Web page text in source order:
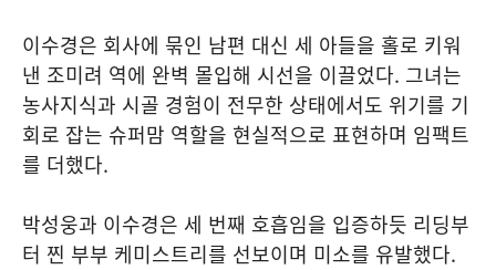
이수경은 회사에 묶인 남편 대신 세 아들을 홀로 키워
낸 조미려 역에 완벽 몰입해 시선을 이끌었다. 그녀는
농사지식과 시골 경험이 전무한 상태에서도 위기를 기
회로 잡는 슈퍼맘 역할을 현실적으로 표현하며 임팩트
를 더했다.
박성웅과 이수경은 세 번째 호흡임을 입증하듯 리딩부
터 찐 부부 케미스트리를 선보이며 미소를 유발했다.